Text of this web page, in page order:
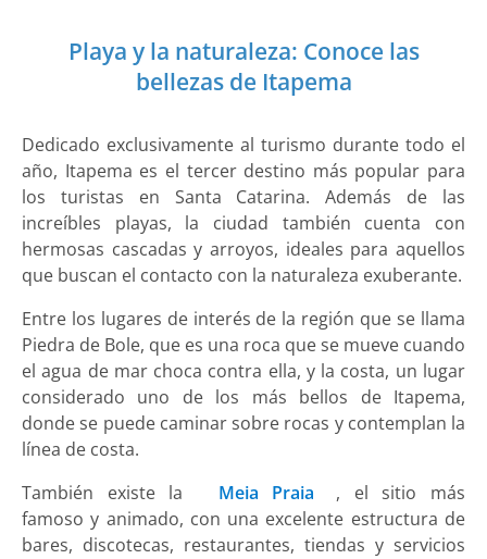
Playa y la naturaleza: Conoce las
bellezas de Itapema
Dedicado exclusivamente al turismo durante todo el
año, Itapema es el tercer destino más popular para
los turistas en Santa Catarina. Además de las
increíbles playas, la ciudad también cuenta con
hermosas cascadas y arroyos, ideales para aquellos
que buscan el contacto con la naturaleza exuberante.
Entre los lugares de interés de la región que se llama
Piedra de Bole, que es una roca que se mueve cuando
el agua de mar choca contra ella, y la costa, un lugar
considerado uno de los más bellos de Itapema,
donde se puede caminar sobre rocas y contemplan la
línea de costa.
También existe la
Meia Praia
, el sitio más
famoso y animado, con una excelente estructura de
bares, discotecas, restaurantes, tiendas y servicios